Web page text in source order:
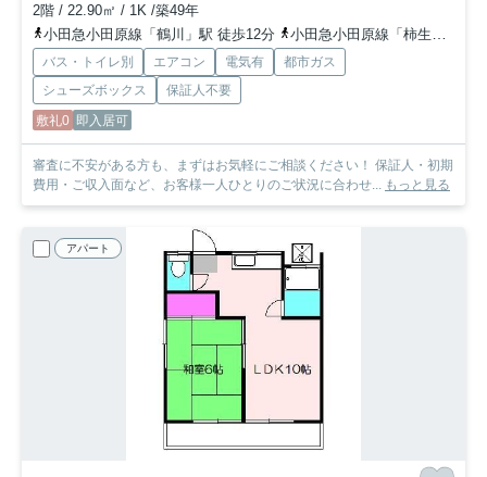
2階 / 22.90㎡ / 1K /築49年
小田急小田原線「鶴川」駅 徒歩12分
小田急小田原線「柿生」駅 徒歩30分
バス・トイレ別 エアコン 電気有
都市ガス
シューズボックス
保証人不要
敷礼0 即入居可
審査に不安がある方も、まずはお気軽にご相談ください！ 保証人・初期
費用・ご収入面など、お客様一人ひとりのご状況に合わせ... もっと見る
アパート